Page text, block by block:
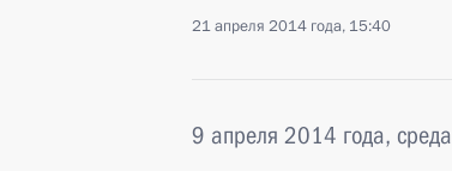
21 апреля 2014 года, 15:40
9 апреля 2014 года, среда